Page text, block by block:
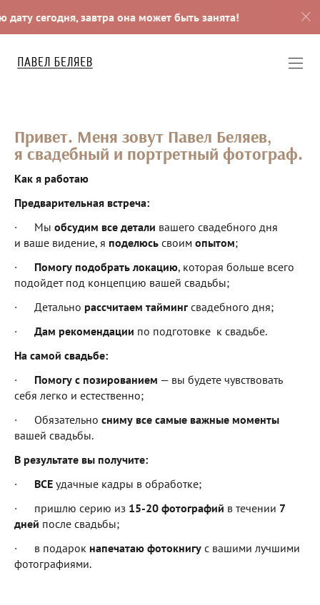
сегодня, завтра она может быть занята!
Привет. Меня зовут Павел Беляев,
я свадебный и портретный фотограф.
Как я работаю
Предварительная встреча:
· Мы обсудим все детали вашего свадебного дня
и ваше видение, я поделюсь своим опытом;
· Помогу подобрать локацию, которая больше всего
подойдет под концепцию вашей свадьбы;
· Детально рассчитаем тайминг свадебного дня;
· Дам рекомендации по подготовке к свадьбе.
На самой свадьбе:
· Помогу с позированием — вы будете чувствовать
себя легко и естественно;
· Обязательно сниму все самые важные моменты
вашей свадьбы.
В результате вы получите:
· ВСЕ удачные кадры в обработке;
· пришлю серию из 15-20 фотографий в течении 7
дней после свадьбы;
· в подарок напечатаю фотокнигу с вашими лучшими
фотографиями.